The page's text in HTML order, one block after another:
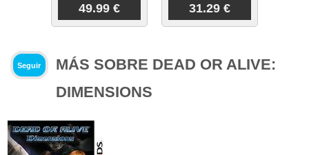
49.99 € 31.29 €
Seguir
MÁS SOBRE DEAD OR ALIVE:
DIMENSIONS